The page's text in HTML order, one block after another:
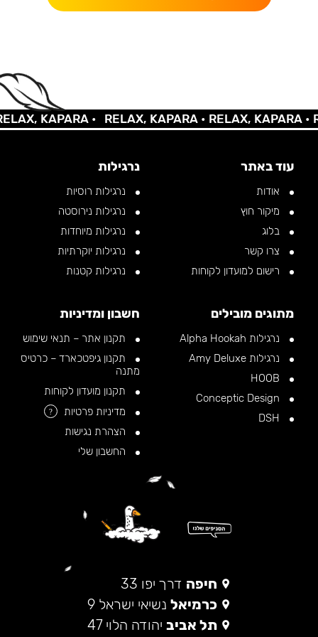
KAPARA • RELAX, KAPARA •RELAX, KAPARA •
עוד באתר
אודות
מיקור חוץ
בלוג
צרו קשר
רישום למועדון לקוחות
נרגילות
נרגילות רוסיות
נרגילות נירוסטה
נרגילות מיוחדות
נרגילות יוקרתיות
נרגילות קטנות
מתוגים מובילים
נרגילות Alpha Hookah
נרגילות Amy Deluxe
חשבון ומדיניות
תקנון אתר – תנאי שימוש
תקנון גיפטכארד – כרטיס
מתנה
תקנון מועדון לקוחות
מדיניות פרטיות
?
הצהרת נגישות
החשבון שלי
חיפה דרך יפו 33
כרמיאל נשיאי ישראל 9
תל אביב יהודה הלוי 47